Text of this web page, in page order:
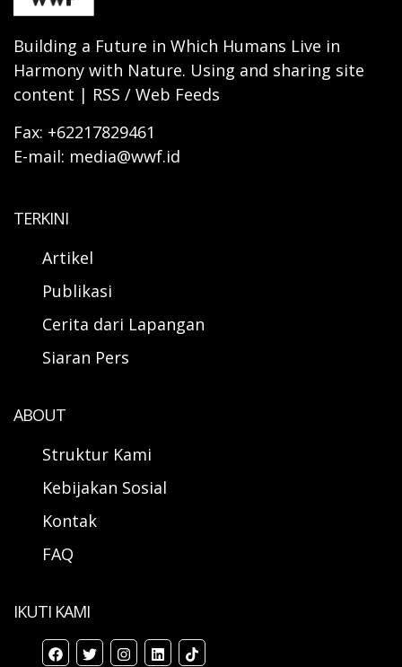
Building a Future in Which Humans Live in
Harmony with Nature. Using and sharing site
content | RSS / Web Feeds
Fax: +62217829461
E-mail: media@wwf.id
TERKINI
Artikel
Publikasi
Cerita dari Lapangan
Siaran Pers
ABOUT
Struktur Kami
Kebijakan Sosial
Kontak
FAQ
IKUTI KAMI